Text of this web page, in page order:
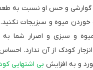
گوارشی و حس او نسبت به
خوردن میوه و سبزیجات
و سبزی و اصرار شما به
کودک از آن ندارد.
و به افزایش بی اشتهایی